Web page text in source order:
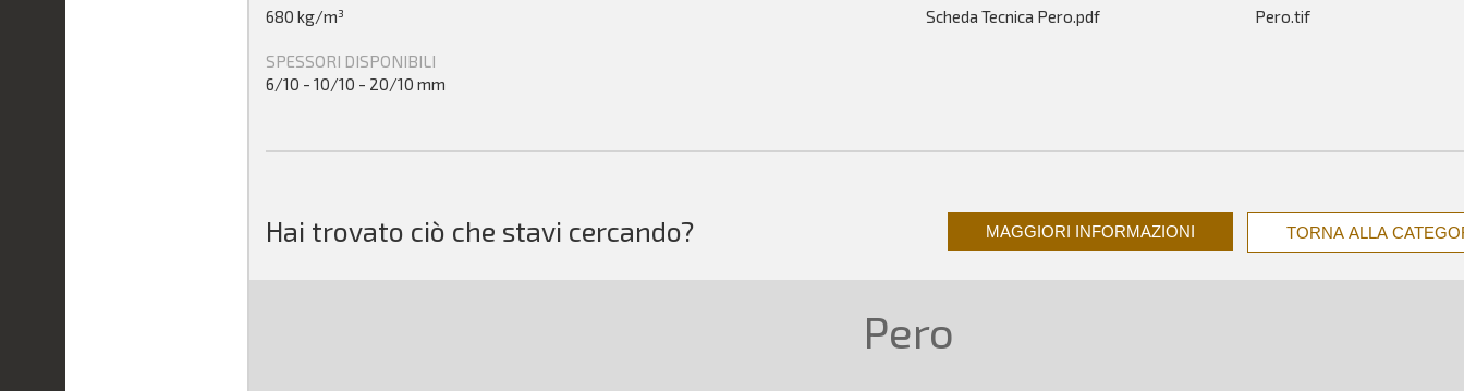
680 kg/m³
SPESSORI DISPONIBILI
6/10 - 10/10 - 20/10 mm
Scheda Tecnica Pero.pdf
Pero.tif
Hai trovato ciò che stavi cercando? MAGGIORI INFORMAZIONI TORNA ALLA
Pero